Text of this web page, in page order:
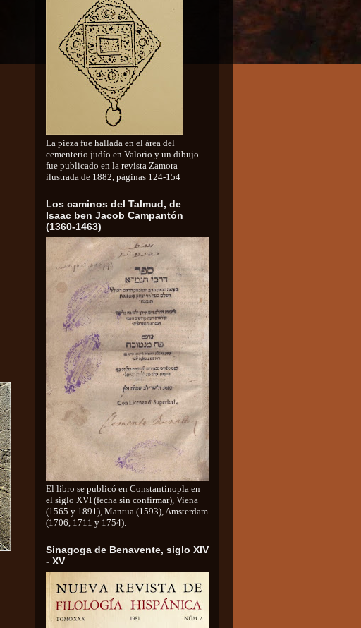
La pieza fue hallada en el área del
cementerio judío en Valorio y un dibujo
fue publicado en la revista Zamora
ilustrada de 1882, páginas 124-154
Los caminos del Talmud, de
Isaac ben Jacob Campantón
(1360-1463)
El libro se publicó en Constantinopla en
el siglo XVI (fecha sin confirmar), Viena
(1565 y 1891), Mantua (1593), Amsterdam
(1706, 1711 y 1754).
Sinagoga de Benavente, siglo XIV
- XV